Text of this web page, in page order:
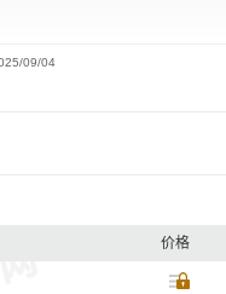
09/04
价格